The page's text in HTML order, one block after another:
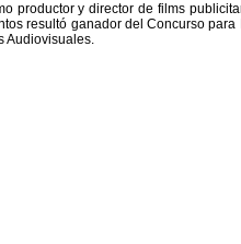
productor y director de films
resultó ganador del Concurso
Audiovisuales.